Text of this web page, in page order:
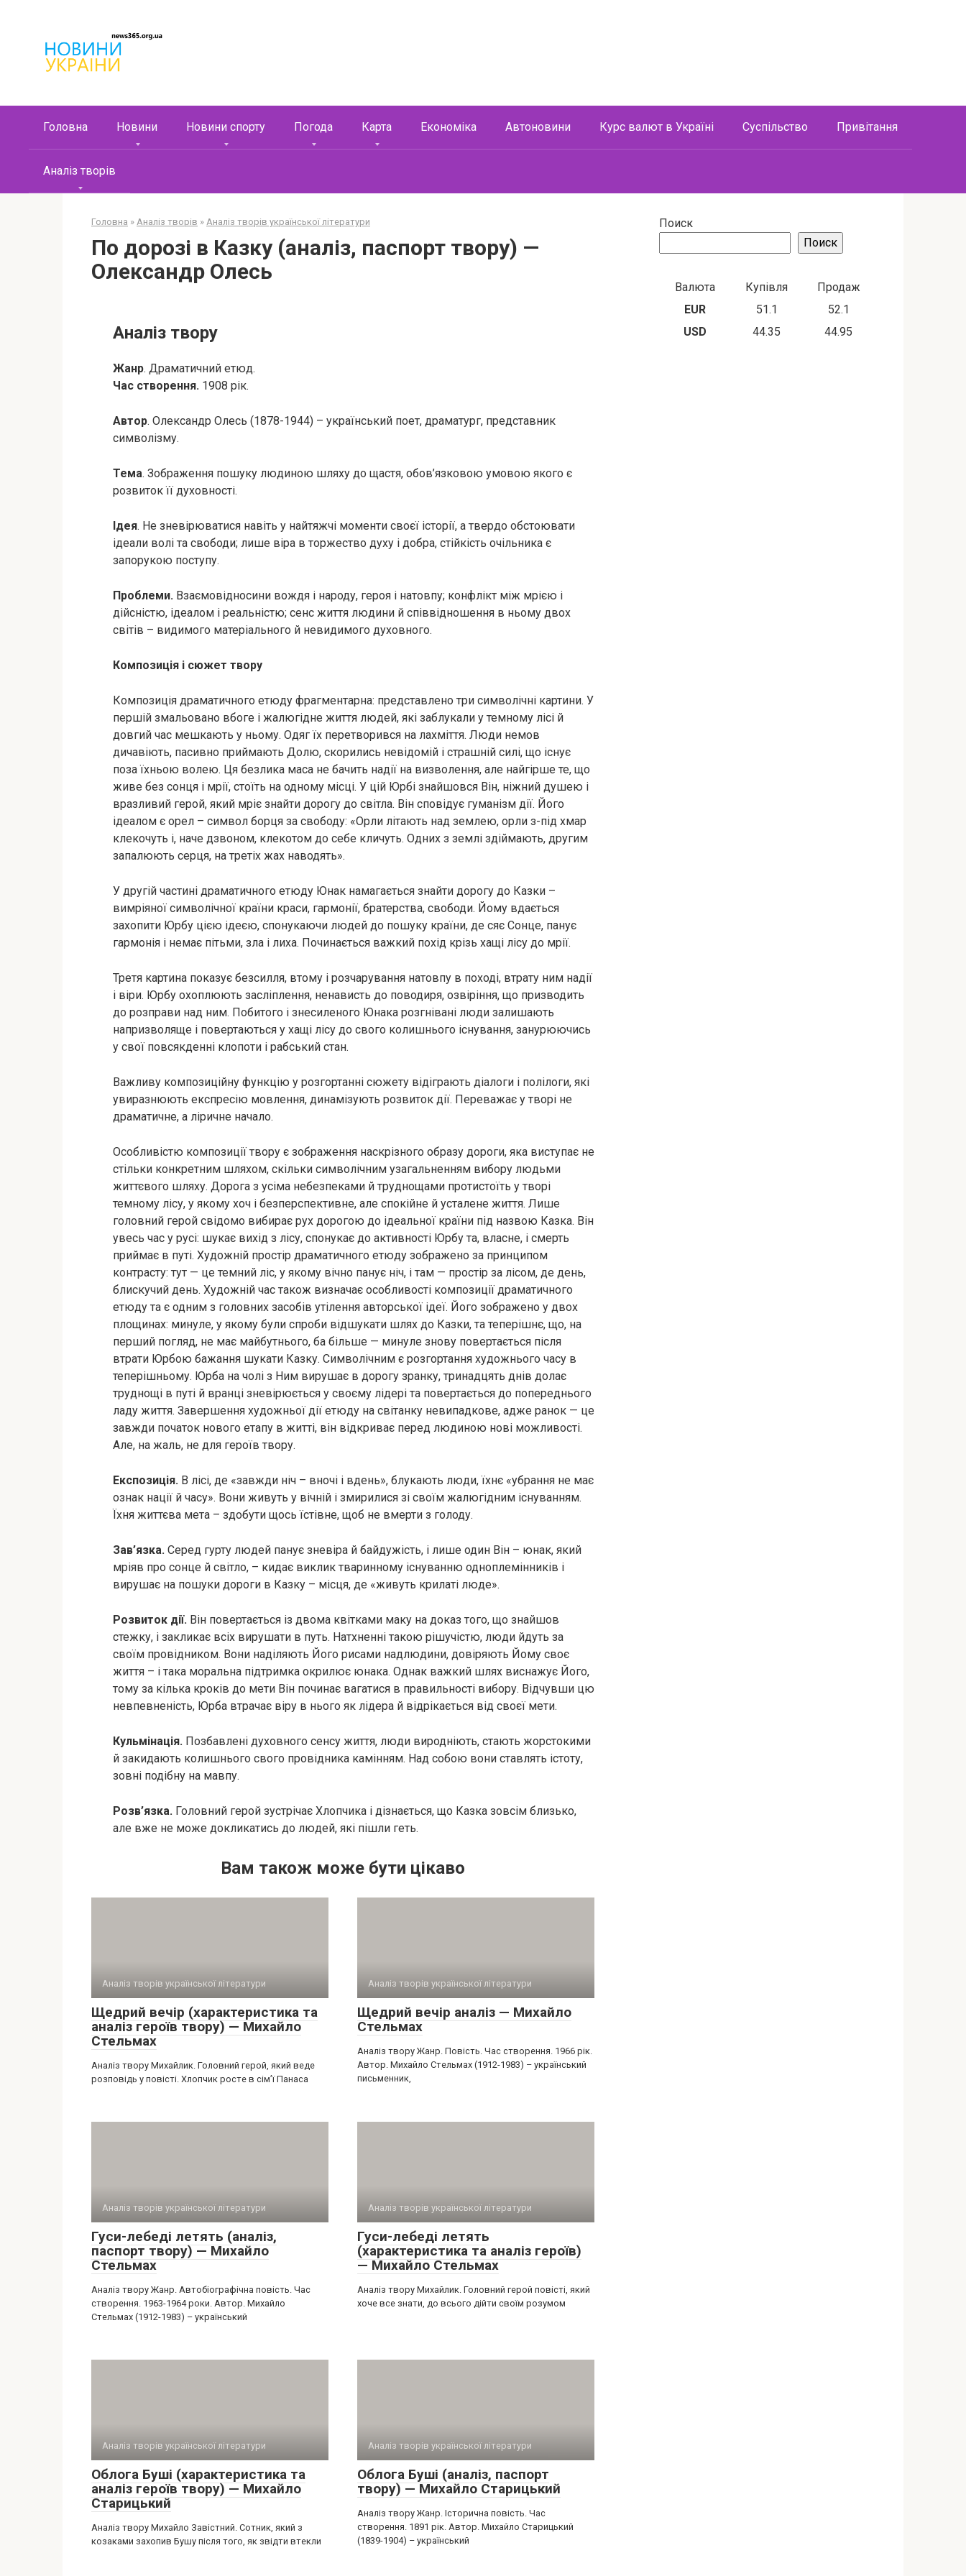
контенту
Головна Новини Новини спорту Погода Карта Економіка Автоновини Курс валют в Україні Суспільство Привітання
Аналіз творів
Головна » Аналіз творів » Аналіз творів української літератури
По дорозі в Казку (аналіз, паспорт твору) —
Олександр Олесь
Аналіз твору
Жанр. Драматичний етюд.
Час створення. 1908 рік.
Автор. Олександр Олесь (1878-1944) – український поет, драматург, представник
символізму.
Тема. Зображення пошуку людиною шляху до щастя, обов’язковою умовою якого є
розвиток її духовності.
Ідея. Не зневірюватися навіть у найтяжчі моменти своєї історії, а твердо обстоювати
ідеали волі та свободи; лише віра в торжество духу і добра, стійкість очільника є
запорукою поступу.
Проблеми. Взаємовідносини вождя і народу, героя і натовпу; конфлікт між мрією і
дійсністю, ідеалом і реальністю; сенс життя людини й співвідношення в ньому двох
світів – видимого матеріального й невидимого духовного.
Композиція і сюжет твору
Композиція драматичного етюду фрагментарна: представлено три символічні картини. У
першій змальовано вбоге і жалюгідне життя людей, які заблукали у темному лісі й
довгий час мешкають у ньому. Одяг їх перетворився на лахміття. Люди немов
дичавіють, пасивно приймають Долю, скорились невідомій і страшній силі, що існує
поза їхньою волею. Ця безлика маса не бачить надії на визволення, але найгірше те, що
живе без сонця і мрії, стоїть на одному місці. У цій Юрбі знайшовся Він, ніжний душею і
вразливий герой, який мріє знайти дорогу до світла. Він сповідує гуманізм дії. Його
ідеалом є орел – символ борця за свободу: «Орли літають над землею, орли з-під хмар
клекочуть і, наче дзвоном, клекотом до себе кличуть. Одних з землі здіймають, другим
запалюють серця, на третіх жах наводять».
У другій частині драматичного етюду Юнак намагається знайти дорогу до Казки –
вимріяної символічної країни краси, гармонії, братерства, свободи. Йому вдається
захопити Юрбу цією ідеєю, спонукаючи людей до пошуку країни, де сяє Сонце, панує
гармонія і немає пітьми, зла і лиха. Починається важкий похід крізь хащі лісу до мрії.
Третя картина показує безсилля, втому і розчарування натовпу в поході, втрату ним надії
і віри. Юрбу охоплюють засліплення, ненависть до поводиря, озвіріння, що призводить
до розправи над ним. Побитого і знесиленого Юнака розгнівані люди залишають
напризволяще і повертаються у хащі лісу до свого колишнього існування, занурюючись
у свої повсякденні клопоти і рабський стан.
Важливу композиційну функцію у розгортанні сюжету відіграють діалоги і полілоги, які
увиразнюють експресію мовлення, динамізують розвиток дії. Переважає у творі не
драматичне, а ліричне начало.
Особливістю композиції твору є зображення наскрізного образу дороги, яка виступає не
стільки конкретним шляхом, скільки символічним узагальненням вибору людьми
життєвого шляху. Дорога з усіма небезпеками й труднощами протистоїть у творі
темному лісу, у якому хоч і безперспективне, але спокійне й усталене життя. Лише
головний герой свідомо вибирає рух дорогою до ідеальної країни під назвою Казка. Він
увесь час у русі: шукає вихід з лісу, спонукає до активності Юрбу та, власне, і смерть
приймає в путі. Художній простір драматичного етюду зображено за принципом
контрасту: тут — це темний ліс, у якому вічно панує ніч, і там — простір за лісом, де день,
блискучий день. Художній час також визначає особливості композиції драматичного
етюду та є одним з головних засобів утілення авторської ідеї. Його зображено у двох
площинах: минуле, у якому були спроби відшукати шлях до Казки, та теперішнє, що, на
перший погляд, не має майбутнього, ба більше — минуле знову повертається після
втрати Юрбою бажання шукати Казку. Символічним є розгортання художнього часу в
теперішньому. Юрба на чолі з Ним вирушає в дорогу зранку, тринадцять днів долає
труднощі в путі й вранці зневірюється у своєму лідері та повертається до попереднього
ладу життя. Завершення художньої дії етюду на світанку невипадкове, адже ранок — це
завжди початок нового етапу в житті, він відкриває перед людиною нові можливості.
Але, на жаль, не для героїв твору.
Експозиція. В лісі, де «завжди ніч – вночі і вдень», блукають люди, їхнє «убрання не має
ознак нації й часу». Вони живуть у вічній і змирилися зі своїм жалюгідним існуванням.
Їхня життєва мета – здобути щось їстівне, щоб не вмерти з голоду.
Зав’язка. Серед гурту людей панує зневіра й байдужість, і лише один Він – юнак, який
мріяв про сонце й світло, – кидає виклик тваринному існуванню одноплемінників і
вирушає на пошуки дороги в Казку – місця, де «живуть крилаті люде».
Розвиток дії. Він повертається із двома квітками маку на доказ того, що знайшов
стежку, і закликає всіх вирушати в путь. Натхненні такою рішучістю, люди йдуть за
своїм провідником. Вони наділяють Його рисами надлюдини, довіряють Йому своє
життя – і така моральна підтримка окрилює юнака. Однак важкий шлях виснажує Його,
тому за кілька кроків до мети Він починає вагатися в правильності вибору. Відчувши цю
невпевненість, Юрба втрачає віру в нього як лідера й відрікається від своєї мети.
Кульмінація. Позбавлені духовного сенсу життя, люди виродніють, стають жорстокими
й закидають колишнього свого провідника камінням. Над собою вони ставлять істоту,
зовні подібну на мавпу.
Розв’язка. Головний герой зустрічає Хлопчика і дізнається, що Казка зовсім близько,
але вже не може докликатись до людей, які пішли геть.
Вам також може бути цікаво
Аналіз творів української літератури
Щедрий вечір (характеристика та
аналіз героїв твору) — Михайло
Стельмах
Аналіз твору Михайлик. Головний герой, який веде
розповідь у повісті. Хлопчик росте в сім’ї Панаса
Аналіз творів української літератури
Щедрий вечір аналіз — Михайло
Стельмах
Аналіз твору Жанр. Повість. Час створення. 1966 рік.
Автор. Михайло Стельмах (1912-1983) – український
письменник,
Аналіз творів української літератури
Гуси-лебеді летять (аналіз,
паспорт твору) — Михайло
Стельмах
Аналіз твору Жанр. Автобіографічна повість. Час
створення. 1963-1964 роки. Автор. Михайло
Стельмах (1912-1983) – український
Аналіз творів української літератури
Гуси-лебеді летять
(характеристика та аналіз героїв)
— Михайло Стельмах
Аналіз твору Михайлик. Головний герой повісті, який
хоче все знати, до всього дійти своїм розумом
Аналіз творів української літератури
Облога Буші (характеристика та
аналіз героїв твору) — Михайло
Старицький
Аналіз твору Михайло Завістний. Сотник, який з
козаками захопив Бушу після того, як звідти втекли
Аналіз творів української літератури
Облога Буші (аналіз, паспорт
твору) — Михайло Старицький
Аналіз твору Жанр. Історична повість. Час
створення. 1891 рік. Автор. Михайло Старицький
(1839-1904) – український
Поиск
Поиск
Валюта Купівля
Продаж
EUR
51.1
52.1
USD
44.35 44.95